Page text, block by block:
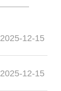
2025-12-15
2025-12-15